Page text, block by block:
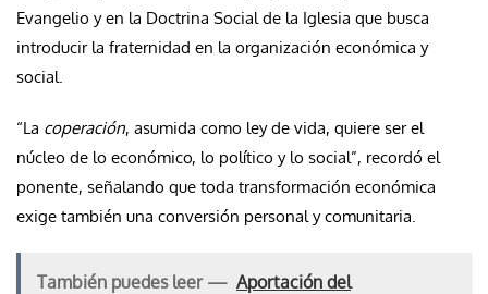
Evangelio y en la Doctrina Social de la Iglesia que busca
introducir la fraternidad en la organización económica y
social.
“La coperación, asumida como ley de vida, quiere ser el
núcleo de lo económico, lo político y lo social”, recordó el
ponente, señalando que toda transformación económica
exige también una conversión personal y comunitaria.
También puedes leer — Aportación del